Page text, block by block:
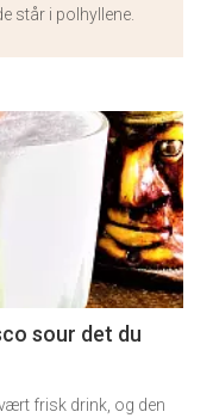
står i polhyllene.
sour det du
frisk drink, og den